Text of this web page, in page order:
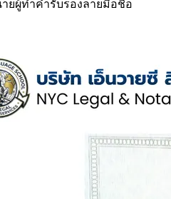
ยผู้ทำคำรับรองลายมือชื่อ